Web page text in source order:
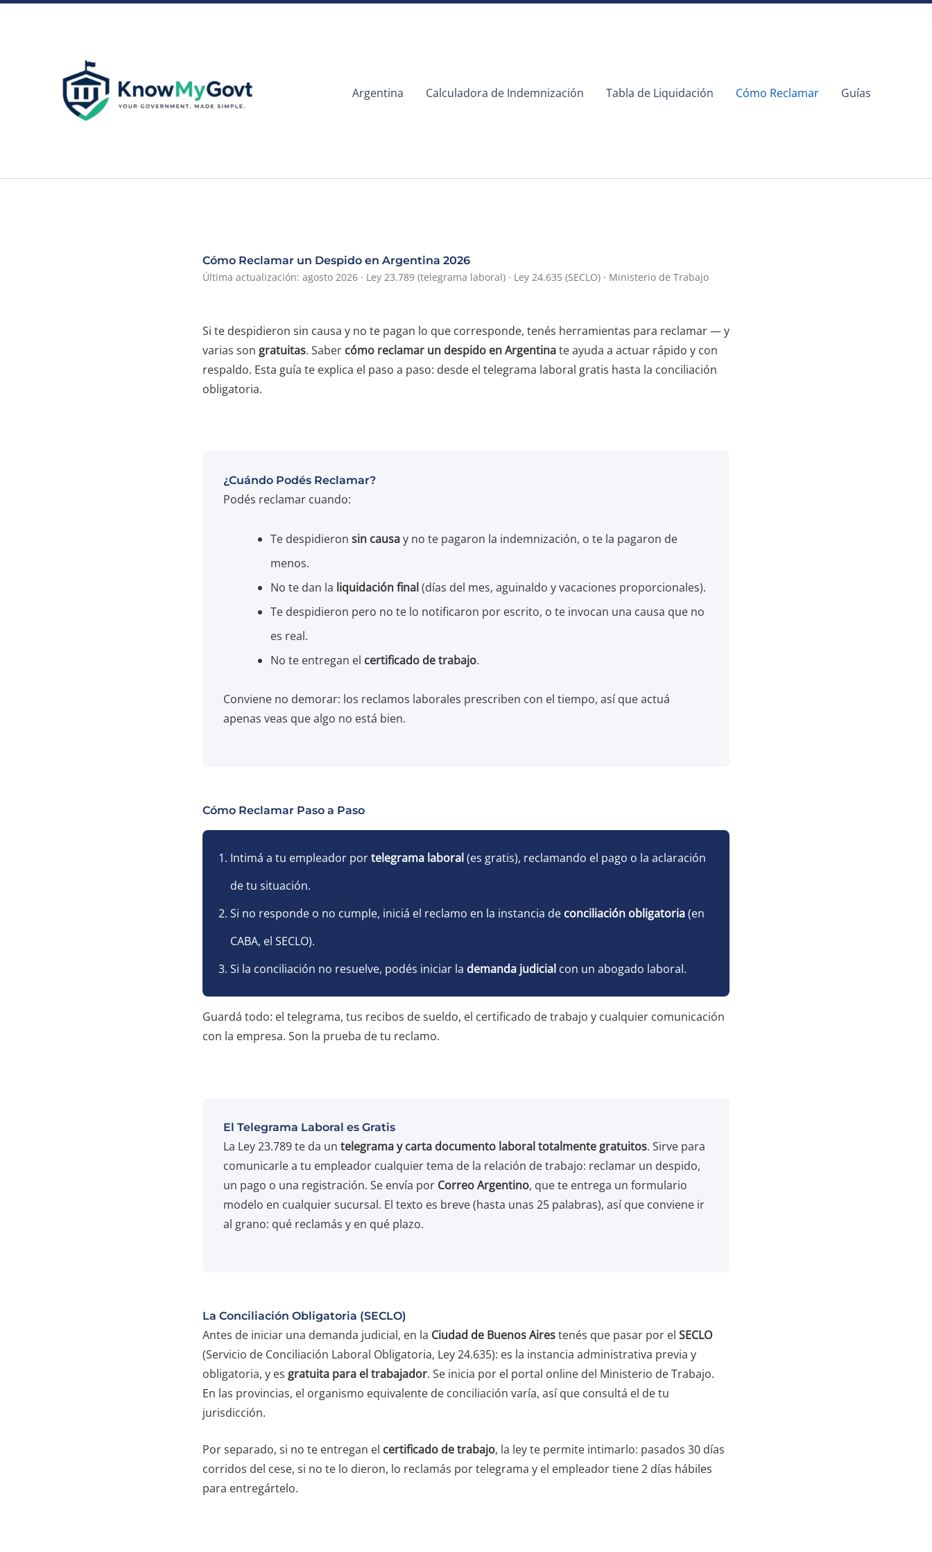
Argentina Calculadora de Indemnización Tabla de Liquidación Cómo Reclamar Guías
Cómo Reclamar un Despido en Argentina 2026
Última actualización: agosto 2026 · Ley 23.789 (telegrama laboral) · Ley 24.635 (SECLO) · Ministerio de Trabajo
Si te despidieron sin causa y no te pagan lo que corresponde, tenés herramientas para reclamar — y
varias son gratuitas. Saber cómo reclamar un despido en Argentinate ayuda a actuar rápido y con
respaldo. Esta guía te explica el paso a paso: desde el telegrama laboral gratis hasta la conciliación
obligatoria.
¿Cuándo Podés Reclamar?
Podés reclamar cuando:
Te despidieron sin causay no te pagaron la indemnización, o te la pagaron de
menos.
No te dan la liquidación final (días del mes, aguinaldo y vacaciones proporcionales).
Te despidieron pero no te lo notificaron por escrito, o te invocan una causa que no
es real.
No te entregan el certificado de trabajo.
Conviene no demorar: los reclamos laborales prescriben con el tiempo, así que actuá
apenas veas que algo no está bien.
Cómo Reclamar Paso a Paso
Intimá a tu empleador portelegrama laboral(es gratis), reclamando el pago o la aclaración
de tu situación.
Si no responde o no cumple, iniciá el reclamo en la instancia de conciliación obligatoria(en
CABA, el SECLO).
Si la conciliación no resuelve, podés iniciar la demanda judicial con un abogado laboral.
Guardá todo: el telegrama, tus recibos de sueldo, el certificado de trabajo y cualquier comunicación
con la empresa. Son la prueba de tu reclamo.
El Telegrama Laboral es Gratis
La Ley 23.789 te da un telegrama y carta documento laboral totalmente gratuitos. Sirve para
comunicarle a tu empleador cualquier tema de la relación de trabajo: reclamar un despido,
un pago o una registración. Se envía por Correo Argentino, que te entrega un formulario
modelo en cualquier sucursal. El texto es breve (hasta unas 25 palabras), así que conviene ir
al grano: qué reclamás y en qué plazo.
La Conciliación Obligatoria (SECLO)
Antes de iniciar una demanda judicial, en la Ciudad de Buenos Airestenés que pasar por el SECLO
(Servicio de Conciliación Laboral Obligatoria, Ley 24.635): es la instancia administrativa previa y
obligatoria, y es gratuita para el trabajador. Se inicia por el portal online del Ministerio de Trabajo.
En las provincias, el organismo equivalente de conciliación varía, así que consultá el de tu
jurisdicción.
Por separado, si no te entregan el certificado de trabajo, la ley te permite intimarlo: pasados 30 días
corridos del cese, si no te lo dieron, lo reclamás por telegrama y el empleador tiene 2 días hábiles
para entregártelo.